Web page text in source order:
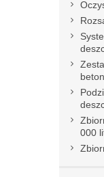
000